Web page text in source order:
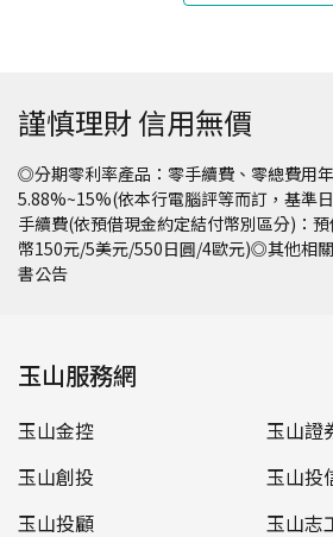
謹慎理財 信用無價
◎分期零利率產品：零手續費、零總費用
5.88%~15%(依本行電腦評等而訂，基準
手續費(依預借現金約定結付幣別區分)：
幣150元/5美元/550日圓/4歐元)◎其他相
書公告
玉山服務網
玉山金控
玉山證
玉山創投
玉山投
玉山投顧
玉山志